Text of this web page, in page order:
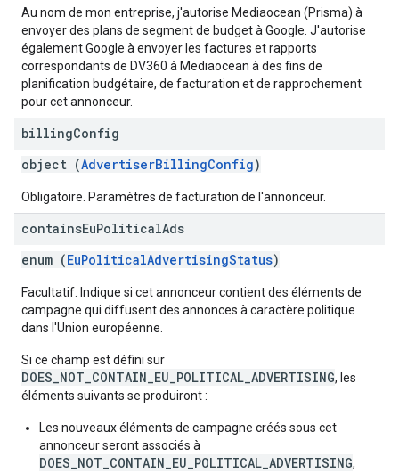
Au nom de mon entreprise, j'autorise Mediaocean (Prisma) à
envoyer des plans de segment de budget à Google. J'autorise
également Google à envoyer les factures et rapports
correspondants de DV360 à Mediaocean à des fins de
planification budgétaire, de facturation et de rapprochement
pour cet annonceur.
billingConfig
object (AdvertiserBillingConfig)
Obligatoire. Paramètres de facturation de l'annonceur.
containsEuPoliticalAds
enum (EuPoliticalAdvertisingStatus)
Facultatif. Indique si cet annonceur contient des éléments de
campagne qui diffusent des annonces à caractère politique
dans l'Union européenne.
Si ce champ est défini sur
DOES_NOT_CONTAIN_EU_POLITICAL_ADVERTISING, les
éléments suivants se produiront :
Les nouveaux éléments de campagne créés sous cet
annonceur seront associés à
DOES_NOT_CONTAIN_EU_POLITICAL_ADVERTISING,